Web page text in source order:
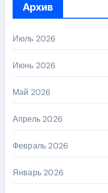
Архив
Июль 2026
Июнь 2026
Май 2026
Апрель 2026
Февраль 2026
Январь 2026